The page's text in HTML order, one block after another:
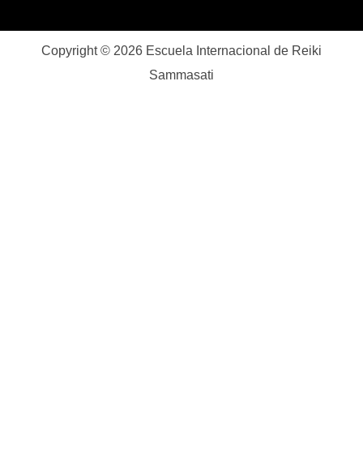
Copyright © 2026 Escuela Internacional de Reiki
Sammasati